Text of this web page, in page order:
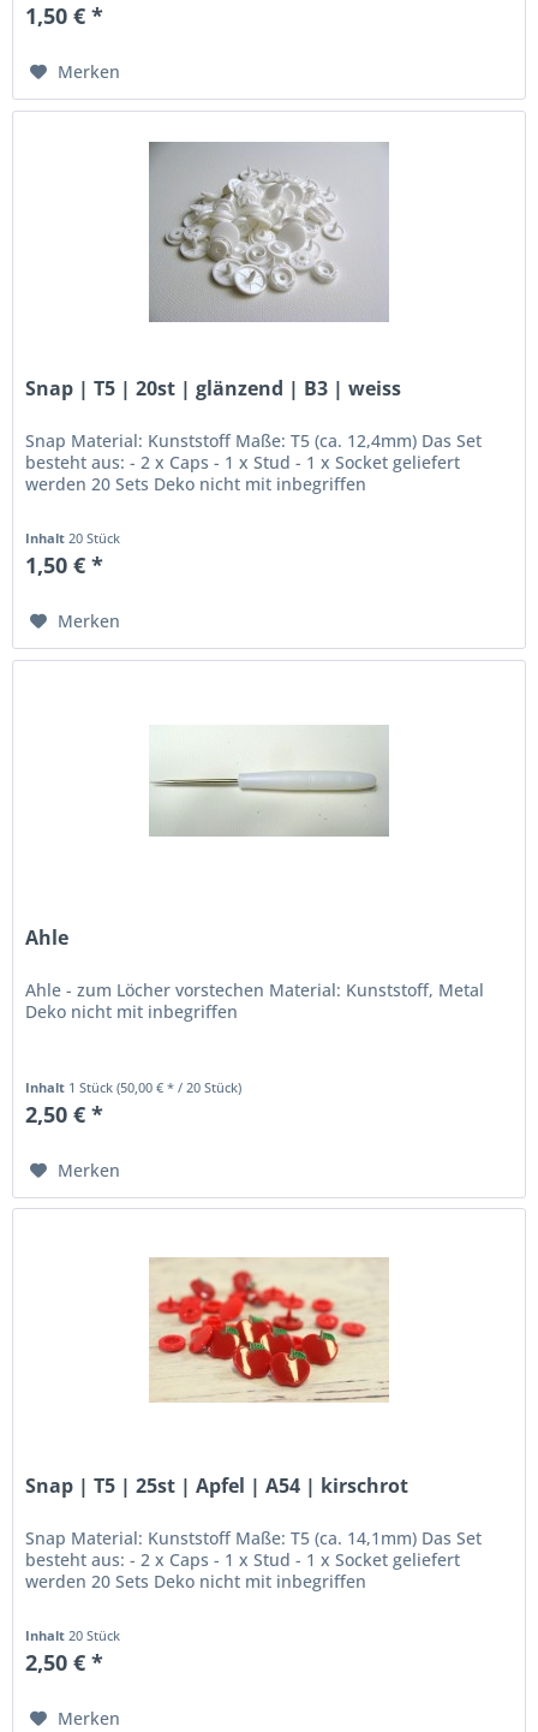
1,50 € *
Merken
Snap | T5 | 20st | glänzend | B3 | weiss
Snap Material: Kunststoff Maße: T5 (ca. 12,4mm) Das Set
besteht aus: - 2 x Caps - 1 x Stud - 1 x Socket geliefert
werden 20 Sets Deko nicht mit inbegriffen
Inhalt 20 Stück
1,50 € *
Merken
Ahle
Ahle - zum Löcher vorstechen Material: Kunststoff, Metal
Deko nicht mit inbegriffen
Inhalt 1 Stück(50,00 € * / 20 Stück)
2,50 € *
Merken
Snap | T5 | 25st | Apfel | A54 | kirschrot
Snap Material: Kunststoff Maße: T5 (ca. 14,1mm) Das Set
besteht aus: - 2 x Caps - 1 x Stud - 1 x Socket geliefert
werden 20 Sets Deko nicht mit inbegriffen
Inhalt20 Stück
2,50 € *
Merken